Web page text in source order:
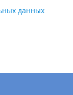
данных